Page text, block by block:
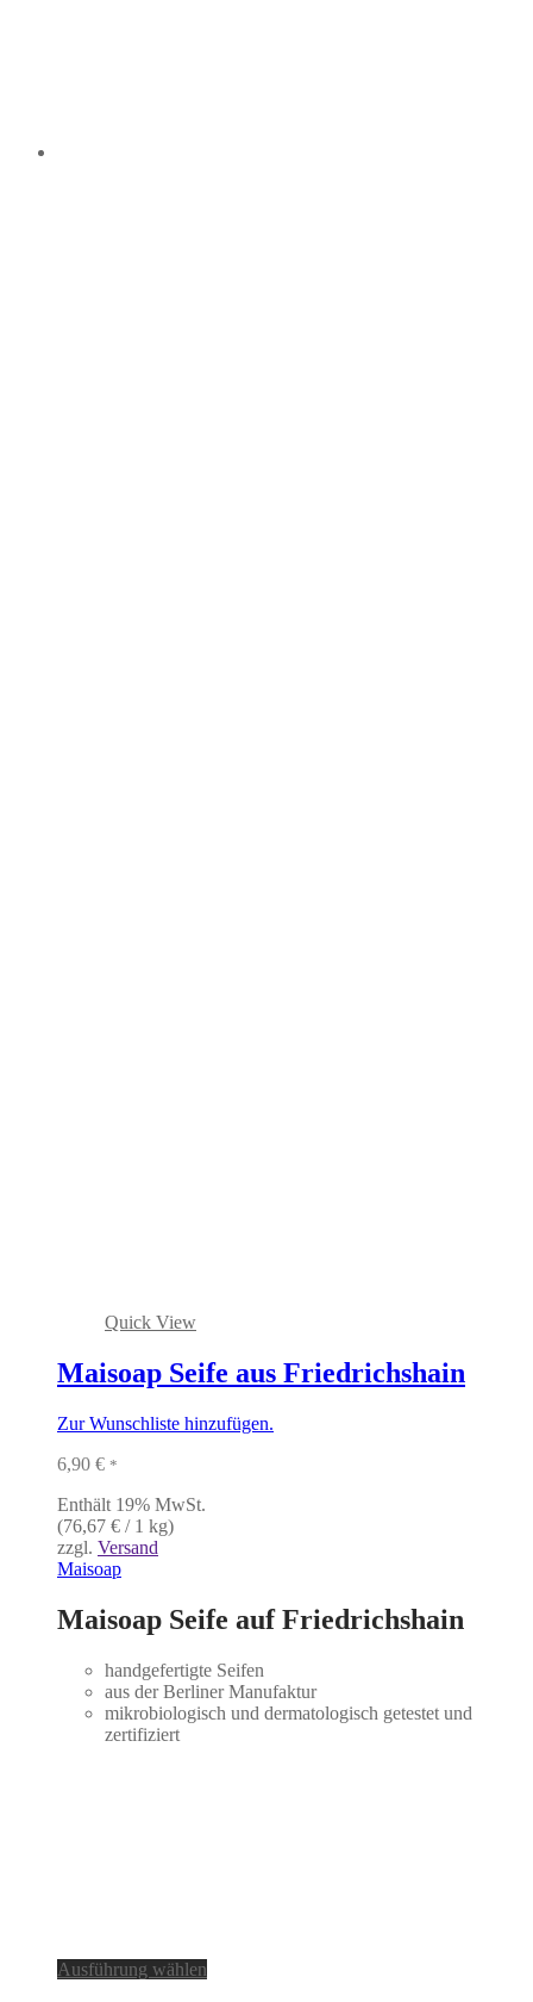
Quick View
Maisoap Seife aus Friedrichshain
Zur Wunschliste hinzufügen.
6,90 € *
Enthält 19% MwSt.
(76,67 € / 1 kg)
zzgl. Versand
Maisoap
Maisoap Seife auf Friedrichshain
handgefertigte Seifen
aus der Berliner Manufaktur
mikrobiologisch und dermatologisch getestet und
zertifiziert
Ausführung wählen